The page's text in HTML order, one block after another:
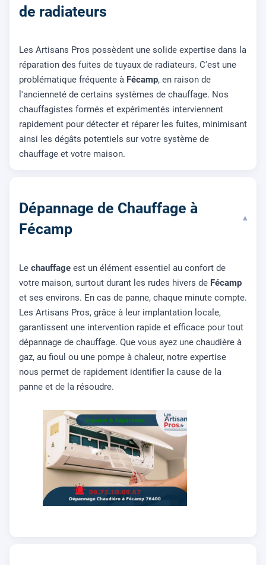
de radiateurs
Les Artisans Pros possèdent une solide expertise dans la
réparation des fuites de tuyaux de radiateurs. C'est une
problématique fréquente à Fécamp, en raison de
l'ancienneté de certains systèmes de chauffage. Nos
chauffagistes formés et expérimentés interviennent
rapidement pour détecter et réparer les fuites, minimisant
ainsi les dégâts potentiels sur votre système de
chauffage et votre maison.
Dépannage de Chauffage à
Fécamp
▾
Le chauffage est un élément essentiel au confort de
votre maison, surtout durant les rudes hivers de Fécamp
et ses environs. En cas de panne, chaque minute compte.
Les Artisans Pros, grâce à leur implantation locale,
garantissent une intervention rapide et efficace pour tout
dépannage de chauffage. Que vous ayez une chaudière à
gaz, au fioul ou une pompe à chaleur, notre expertise
nous permet de rapidement identifier la cause de la
panne et de la résoudre.